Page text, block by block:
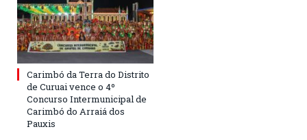
Carimbó da Terra do Distrito
de Curuai vence o 4º
Concurso Intermunicipal de
Carimbó do Arraiá dos
Pauxis